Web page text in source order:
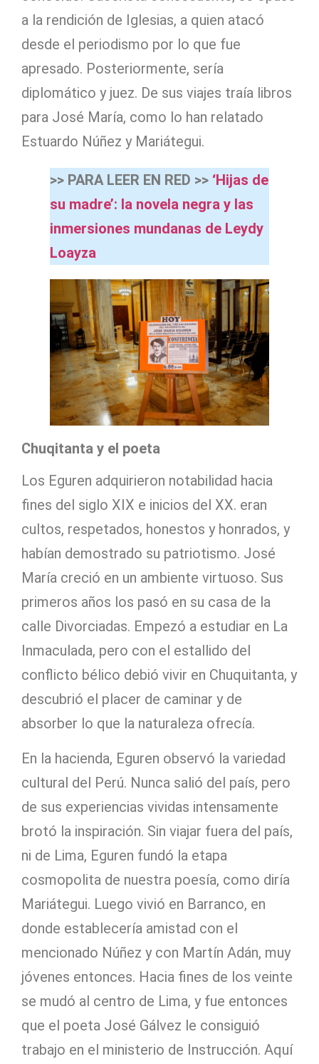
a la rendición de Iglesias, a quien atacó
desde el periodismo por lo que fue
apresado. Posteriormente, sería
diplomático y juez. De sus viajes traía libros
para José María, como lo han relatado
Estuardo Núñez y Mariátegui.
>> PARA LEER EN RED >> ‘Hijas de
su madre’: la novela negra y las
inmersiones mundanas de Leydy
Loayza
Chuqitanta y el poeta
Los Eguren adquirieron notabilidad hacia
fines del siglo XIX e inicios del XX. eran
cultos, respetados, honestos y honrados, y
habían demostrado su patriotismo. José
María creció en un ambiente virtuoso. Sus
primeros años los pasó en su casa de la
calle Divorciadas. Empezó a estudiar en La
Inmaculada, pero con el estallido del
conflicto bélico debió vivir en Chuquitanta, y
descubrió el placer de caminar y de
absorber lo que la naturaleza ofrecía.
En la hacienda, Eguren observó la variedad
cultural del Perú. Nunca salió del país, pero
de sus experiencias vividas intensamente
brotó la inspiración. Sin viajar fuera del país,
ni de Lima, Eguren fundó la etapa
cosmopolita de nuestra poesía, como diría
Mariátegui. Luego vivió en Barranco, en
donde establecería amistad con el
mencionado Núñez y con Martín Adán, muy
jóvenes entonces. Hacia fines de los veinte
se mudó al centro de Lima, y fue entonces
que el poeta José Gálvez le consiguió
trabajo en el ministerio de Instrucción. Aquí